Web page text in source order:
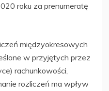
roku za prenumeratę
międzyokresowych
w przyjętych przez
rachunkowości,
rozliczeń ma wpływ